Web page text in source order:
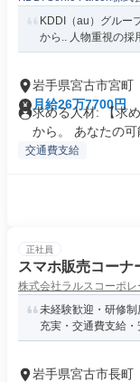
KDDI（au）グルー
から.. 人物重視の採
岩手県宮古市宮町
月給26万7700円
求める人材: 【求
から。 あなたの可
交通費支給
正社員
スマホ販売コーナ
株式会社ラルスコーポレ
未経験歓迎・研修
充実・交通費支給
岩手県宮古市長町